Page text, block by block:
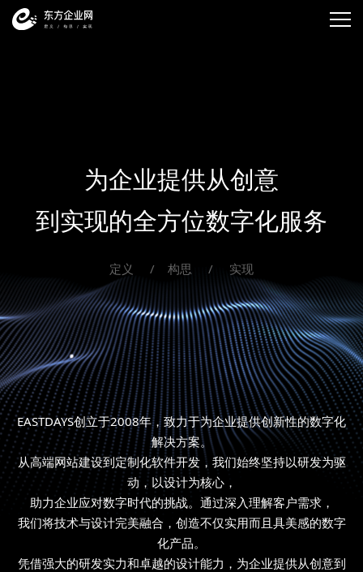
为企业提供从创意
到实现的全方位数字化服务
定义 / 构思 / 实现
EASTDAYS创立于2008年，致力于为企业提供创新性的数字化
解决方案。
从高端网站建设到定制化软件开发，我们始终坚持以研发为驱
动，以设计为核心，
助力企业应对数字时代的挑战。通过深入理解客户需求，
我们将技术与设计完美融合，创造不仅实用而且具美感的数字
化产品。
凭借强大的研发实力和卓越的设计能力，为企业提供从创意到